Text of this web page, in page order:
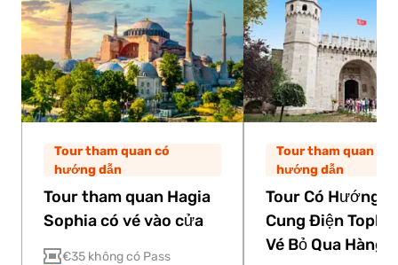
Tour tham quan có
hướng dẫn
Tour tham quan Hagia
Sophia có vé vào cửa
€35 không có Pass
Tour tham quan có
hướng dẫn
Tour Có Hướng
Cung Điện
Vé Bỏ Qua Hàng